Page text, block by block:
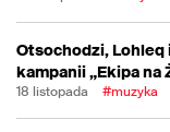
Otsochodzi, Lohleq
kampanii „Ekipa na
18 listopada #muzyka